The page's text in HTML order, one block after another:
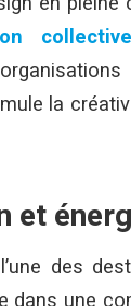
collective
la
des